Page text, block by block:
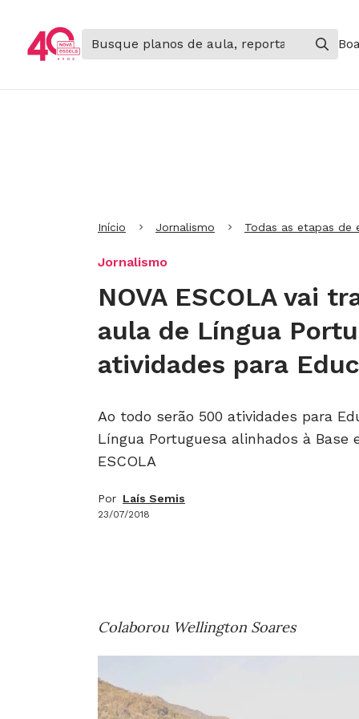
Início Jornalismo Todas as etapas de
Jornalismo
NOVA ESCOLA vai
aula de Língua
atividades para
Ao todo serão 500 atividades para
Língua Portuguesa alinhados à Base
ESCOLA
Por Laís Semis
23/07/2018
Colaborou Wellington Soares